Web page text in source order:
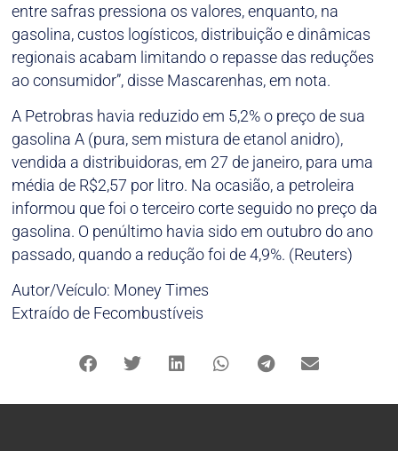
entre safras pressiona os valores, enquanto, na
gasolina, custos logísticos, distribuição e dinâmicas
regionais acabam limitando o repasse das reduções
ao consumidor”, disse Mascarenhas, em nota.
A Petrobras havia reduzido em 5,2% o preço de sua
gasolina A (pura, sem mistura de etanol anidro),
vendida a distribuidoras, em 27 de janeiro, para uma
média de R$2,57 por litro. Na ocasião, a petroleira
informou que foi o terceiro corte seguido no preço da
gasolina. O penúltimo havia sido em outubro do ano
passado, quando a redução foi de 4,9%. (Reuters)
Autor/Veículo: Money Times
Extraído de Fecombustíveis